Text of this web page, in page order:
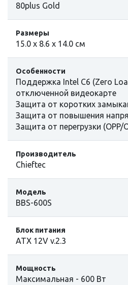
80plus Gold
Размеры
15.0 x 8.6 x 14.0 cм
Особенности
Поддержка Intel C6 (Zero
отключенной видеокарте
Защита от коротких
Защита от повышения
Защита от перегрузки (OPP/
Производитель
Chieftec
Модель
BBS-600S
Блок питания
ATX 12V v.2.3
Мощность
Максимальная - 600 Вт